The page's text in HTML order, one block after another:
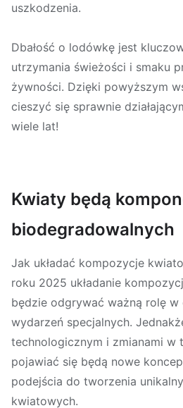
uszkodzenia.
Dbałość o lodówkę jest
utrzymania świeżości i smaku
żywności. Dzięki powyższym
cieszyć się sprawnie
wiele lat!
Kwiaty będą
biodegradowalnych
Jak układać kompozycje
roku 2025 układanie
będzie odgrywać ważną rolę
wydarzeń specjalnych.
technologicznym i zmianami w
pojawiać się będą nowe
podejścia do tworzenia
kwiatowych.